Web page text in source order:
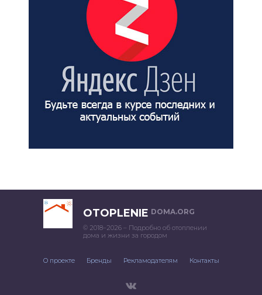
OTOPLENIE DOMA.ORG
© 2018–2026 – Подробно об отоплении
дома и жизни за городом
О проекте Бренды Рекламодателям Контакты